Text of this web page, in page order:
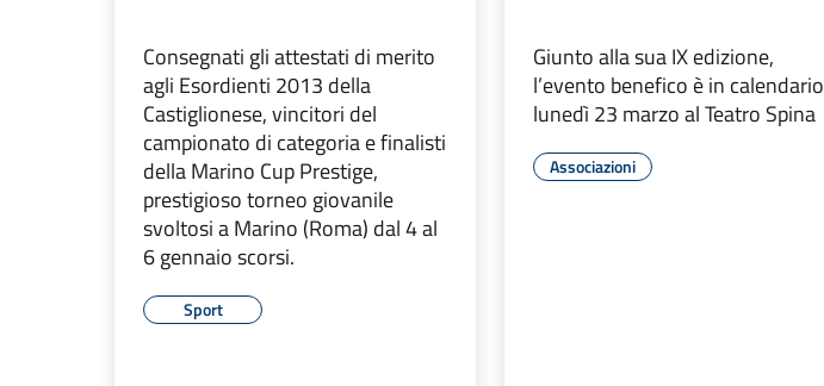
Consegnati gli attestati di merito
agli Esordienti 2013 della
Castiglionese, vincitori del
campionato di categoria e finalisti
della Marino Cup Prestige,
prestigioso torneo giovanile
svoltosi a Marino (Roma) dal 4 al
6 gennaio scorsi.
Sport
Giunto alla sua IX edizione,
l’evento benefico è in calendario
lunedì 23 marzo al Teatro Spina
Associazioni